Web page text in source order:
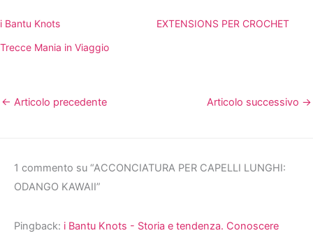
i Bantu Knots
EXTENSIONS PER CROCHET
Trecce Mania in Viaggio
← Articolo precedente Articolo successivo →
1 commento su “ACCONCIATURA PER CAPELLI LUNGHI:
ODANGO KAWAII”
Pingback: i Bantu Knots - Storia e tendenza. Conoscere